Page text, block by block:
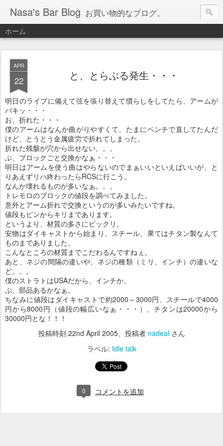
Nasa's Bar Blog お買い物的なブログ。
ホーム
APR
22 と、とらぶる発生・・・
明日のライブに備えて弦を張り替えて慣らしをしてたら、アームが
バキッ・・・
お、折れた・・・
僕のアームはなんか曲がりやすくて、たまにペンチで直してたんだ
けど、とうとう金属疲労で折れてしまった。
折れた残骸が穴から出せない。。。
ぶ、ブロックごと交換かなぁ・・・
明日はアームを使う曲はやらないのでまぁいいといえばいいが、と
りあえずリハ終わったらRCSに行こう。
なんか壊れるものが多いなぁ。。。
トレモロのブロックの値段を調べてみました。
意外とアーム折れで交換というのが多いみたいですね。
値段もピンからキリまであります。
というより、材質の多さにビックリ。
安物はダイキャストから始まり、スチール、果てはチタン製なんて
ものまでありました。
こんなところの材質までこだわるんですねぇ。
あと、ネジの間隔の違いや、ネジの種類（ミリ、インチ）の違いな
ど。。。
僕のストラトはUSAだから、インチか。
ぶ、部品あるかなぁ。
ちなみに値段はダイキャストで約2000～3000円、スチールで4000
円から8000円（値段の幅広いなぁ・・・）、チタンは20000から
30000円とな！！！
投稿時刻 22nd April 2005、投稿者 nadealさん
ラベル: Idle talk
0 コメントを追加